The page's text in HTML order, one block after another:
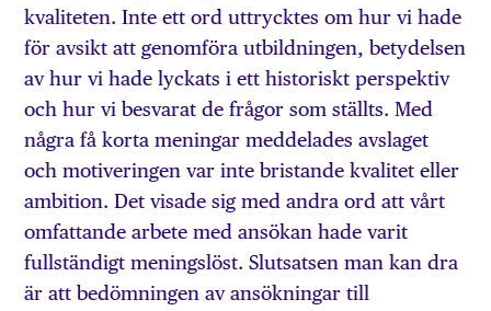
kvaliteten. Inte ett ord uttrycktes om hur vi hade
för avsikt att genomföra utbildningen, betydelsen
av hur vi hade lyckats i ett historiskt perspektiv
och hur vi besvarat de frågor som ställts. Med
några få korta meningar meddelades avslaget
och motiveringen var inte bristande kvalitet eller
ambition. Det visade sig med andra ord att vårt
omfattande arbete med ansökan hade varit
fullständigt meningslöst. Slutsatsen man kan dra
är att bedömningen av ansökningar till